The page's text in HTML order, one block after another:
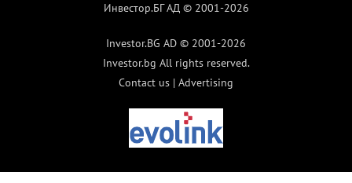
Инвестор.БГ АД © 2001-2026
Investor.BG AD © 2001-2026
Investor.bg All rights reserved.
Contact us | Advertising